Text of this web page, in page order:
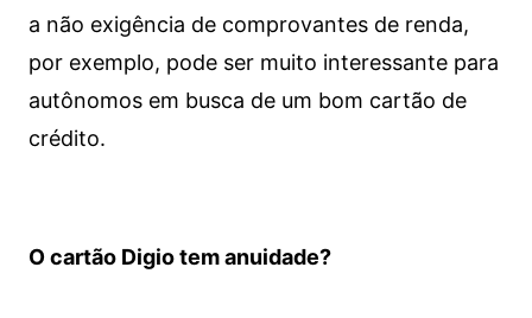
a não exigência de comprovantes de renda,
por exemplo, pode ser muito interessante para
autônomos em busca de um bom cartão de
crédito.
O cartão Digio tem anuidade?